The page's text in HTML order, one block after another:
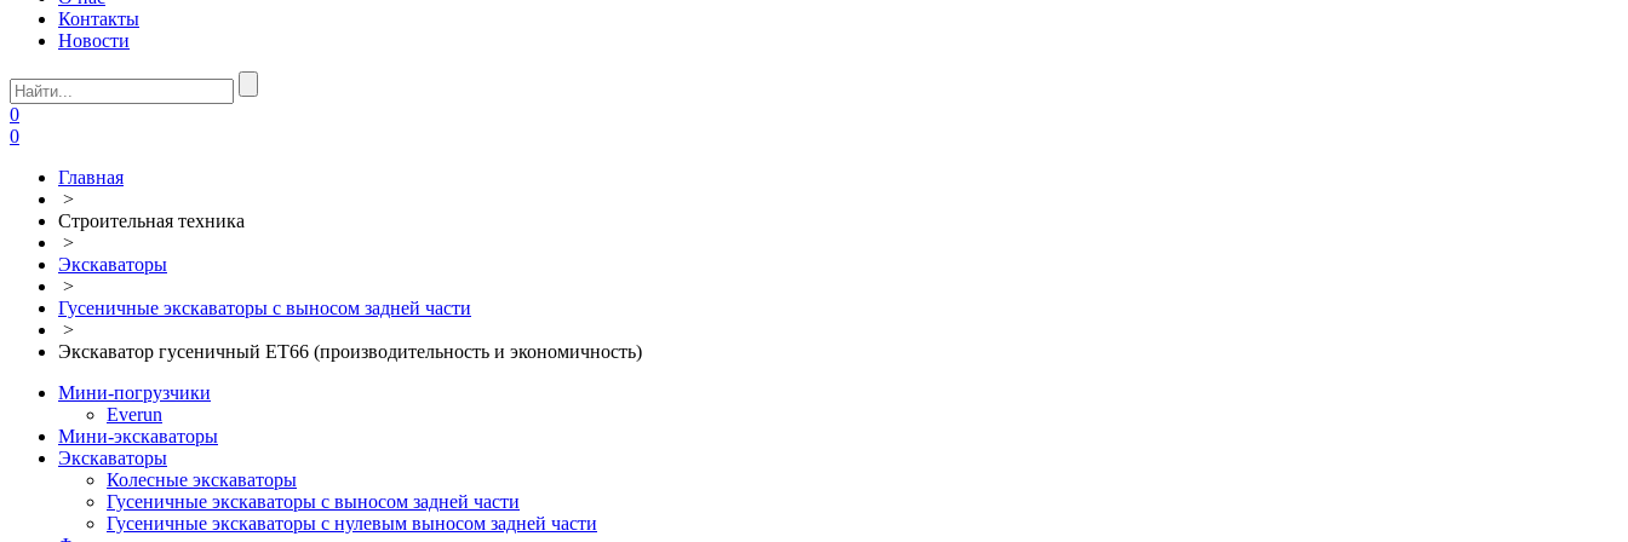
Контакты
Новости
0
0
Главная
>
Строительная техника
>
Экскаваторы
>
Гусеничные экскаваторы с выносом задней части
>
Экскаватор гусеничный ET66 (производительность и экономичность)
Мини-погрузчики
Everun
Мини-экскаваторы
Экскаваторы
Колесные экскаваторы
Гусеничные экскаваторы с выносом задней части
Гусеничные экскаваторы с нулевым выносом задней части